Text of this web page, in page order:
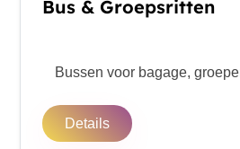
Bus & Groepsritten
Bussen voor bagage,
Details